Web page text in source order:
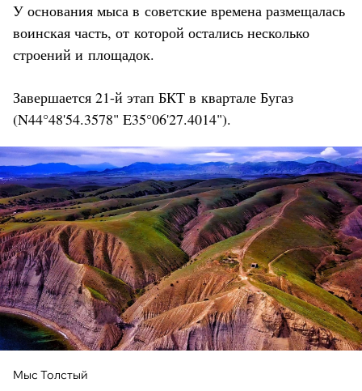
У основания мыса в советские времена размещалась
воинская часть, от которой остались несколько
строений и площадок.
Завершается 21-й этап БКТ в квартале Бугаз
(N44°48'54.3578" E35°06'27.4014").
Мыс Толстый